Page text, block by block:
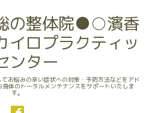
の整体院●○濱香
イロプラクティッ
ンター
お悩みの辛い症状への対策・予防方法などをアド
体のトータルメンテナンスをサポートいたしま
す。